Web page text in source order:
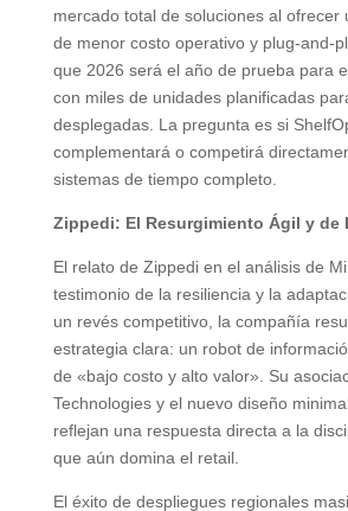
mercado total de soluciones al ofrecer
de menor costo operativo y plug-and-
que 2026 será el año de prueba para
con miles de unidades planificadas
desplegadas. La pregunta es si
complementará o competirá
sistemas de tiempo completo.
Zippedi: El Resurgimiento Ágil y de
El relato de Zippedi en el análisis de
testimonio de la resiliencia y la
un revés competitivo, la compañía
estrategia clara: un robot de
de «bajo costo y alto valor». Su
Technologies y el nuevo diseño
reflejan una respuesta directa a la
que aún domina el retail.
El éxito de despliegues regionales